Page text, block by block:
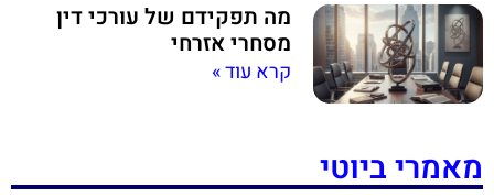
מה תפקידם של עורכי דין
מסחרי אזרחי
קרא עוד »
מאמרי ביוטי